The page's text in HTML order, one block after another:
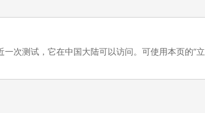
次测试，它在中国大陆可以访问。可使用本页的“立